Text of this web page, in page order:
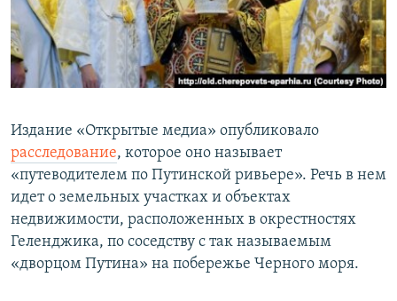
Издание «Открытые медиа» опубликовало
расследование, которое оно называет
«путеводителем по Путинской ривьере». Речь в нем
идет о земельных участках и объектах
недвижимости, расположенных в окрестностях
Геленджика, по соседству с так называемым
«дворцом Путина» на побережье Черного моря.